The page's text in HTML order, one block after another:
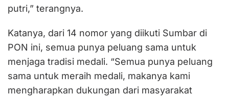
putri,” terangnya.
Katanya, dari 14 nomor yang diikuti Sumbar di
PON ini, semua punya peluang sama untuk
menjaga tradisi medali. “Semua punya peluang
sama untuk meraih medali, makanya kami
mengharapkan dukungan dari masyarakat